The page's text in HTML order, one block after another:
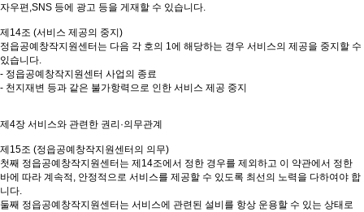
자우편,SNS 등에 광고 등을 게재할 수 있습니다.
제14조 (서비스 제공의 중지)
정읍공예창작지원센터는 다음 각 호의 1에 해당하는 경우 서비스의 제공을 중지할 수
있습니다.
- 정읍공예창작지원센터 사업의 종료
- 천지재변 등과 같은 불가항력으로 인한 서비스 제공 중지
제4장 서비스와 관련한 권리·의무관계
제15조 (정읍공예창작지원센터의 의무)
첫째 정읍공예창작지원센터는 제14조에서 정한 경우를 제외하고 이 약관에서 정한
바에 따라 계속적, 안정적으로 서비스를 제공할 수 있도록 최선의 노력을 다하여야 합
니다.
둘째 정읍공예창작지원센터는 서비스에 관련된 설비를 항상 운용할 수 있는 상태로